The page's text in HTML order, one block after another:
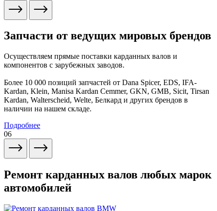
Запчасти от ведущих мировых брендов
Осуществляем прямые поставки карданных валов и
компонентов с зарубежных заводов.
Более 10 000 позиций запчастей от Dana Spicer, EDS, IFA-
Kardan, Klein, Manisa Kardan Cemmer, GKN, GMB, Sicit, Tirsan
Kardan, Walterscheid, Welte, Белкард и других брендов в
наличии на нашем складе.
Подробнее
06
Ремонт карданных валов любых марок
автомобилей